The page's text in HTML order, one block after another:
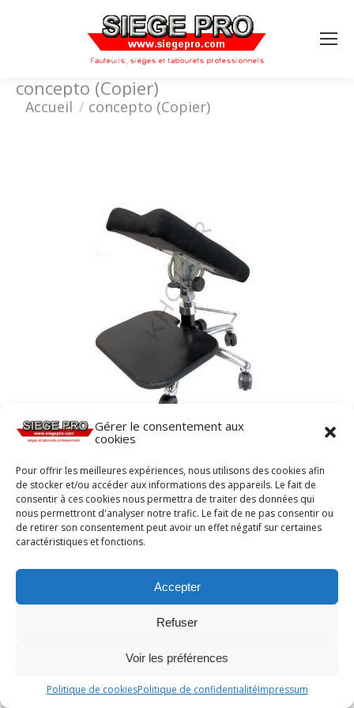
Gérer le consentement aux
cookies
Pour offrir les meilleures expériences, nous utilisons des cookies afin
de stocker et/ou accéder aux informations des appareils. Le fait de
consentir à ces cookies nous permettra de traiter des données qui
nous permettront d'analyser notre trafic. Le fait de ne pas consentir ou
de retirer son consentement peut avoir un effet négatif sur certaines
caractéristiques et fonctions.
Accepter
Refuser
Voir les préférences
Politique de cookiesPolitique de confidentialitéImpressum
concepto (Copier)
Vous êtes ici :
Accueil concepto (Copier)